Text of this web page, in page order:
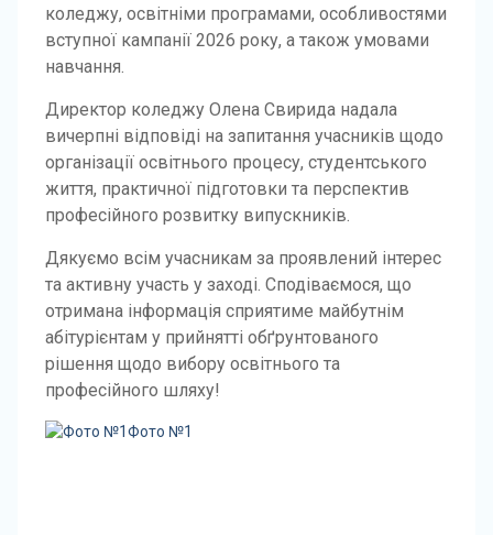
коледжу, освітніми програмами, особливостями
вступної кампанії 2026 року, а також умовами
навчання.
Директор коледжу Олена Свирида надала
вичерпні відповіді на запитання учасників щодо
організації освітнього процесу, студентського
життя, практичної підготовки та перспектив
професійного розвитку випускників.
Дякуємо всім учасникам за проявлений інтерес
та активну участь у заході. Сподіваємося, що
отримана інформація сприятиме майбутнім
абітурієнтам у прийнятті обґрунтованого
рішення щодо вибору освітнього та
професійного шляху!
Фото №1